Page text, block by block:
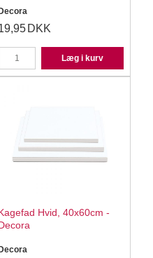
Decora
DKK
Læg i kurv
Hvid, 40x60cm -
Decora